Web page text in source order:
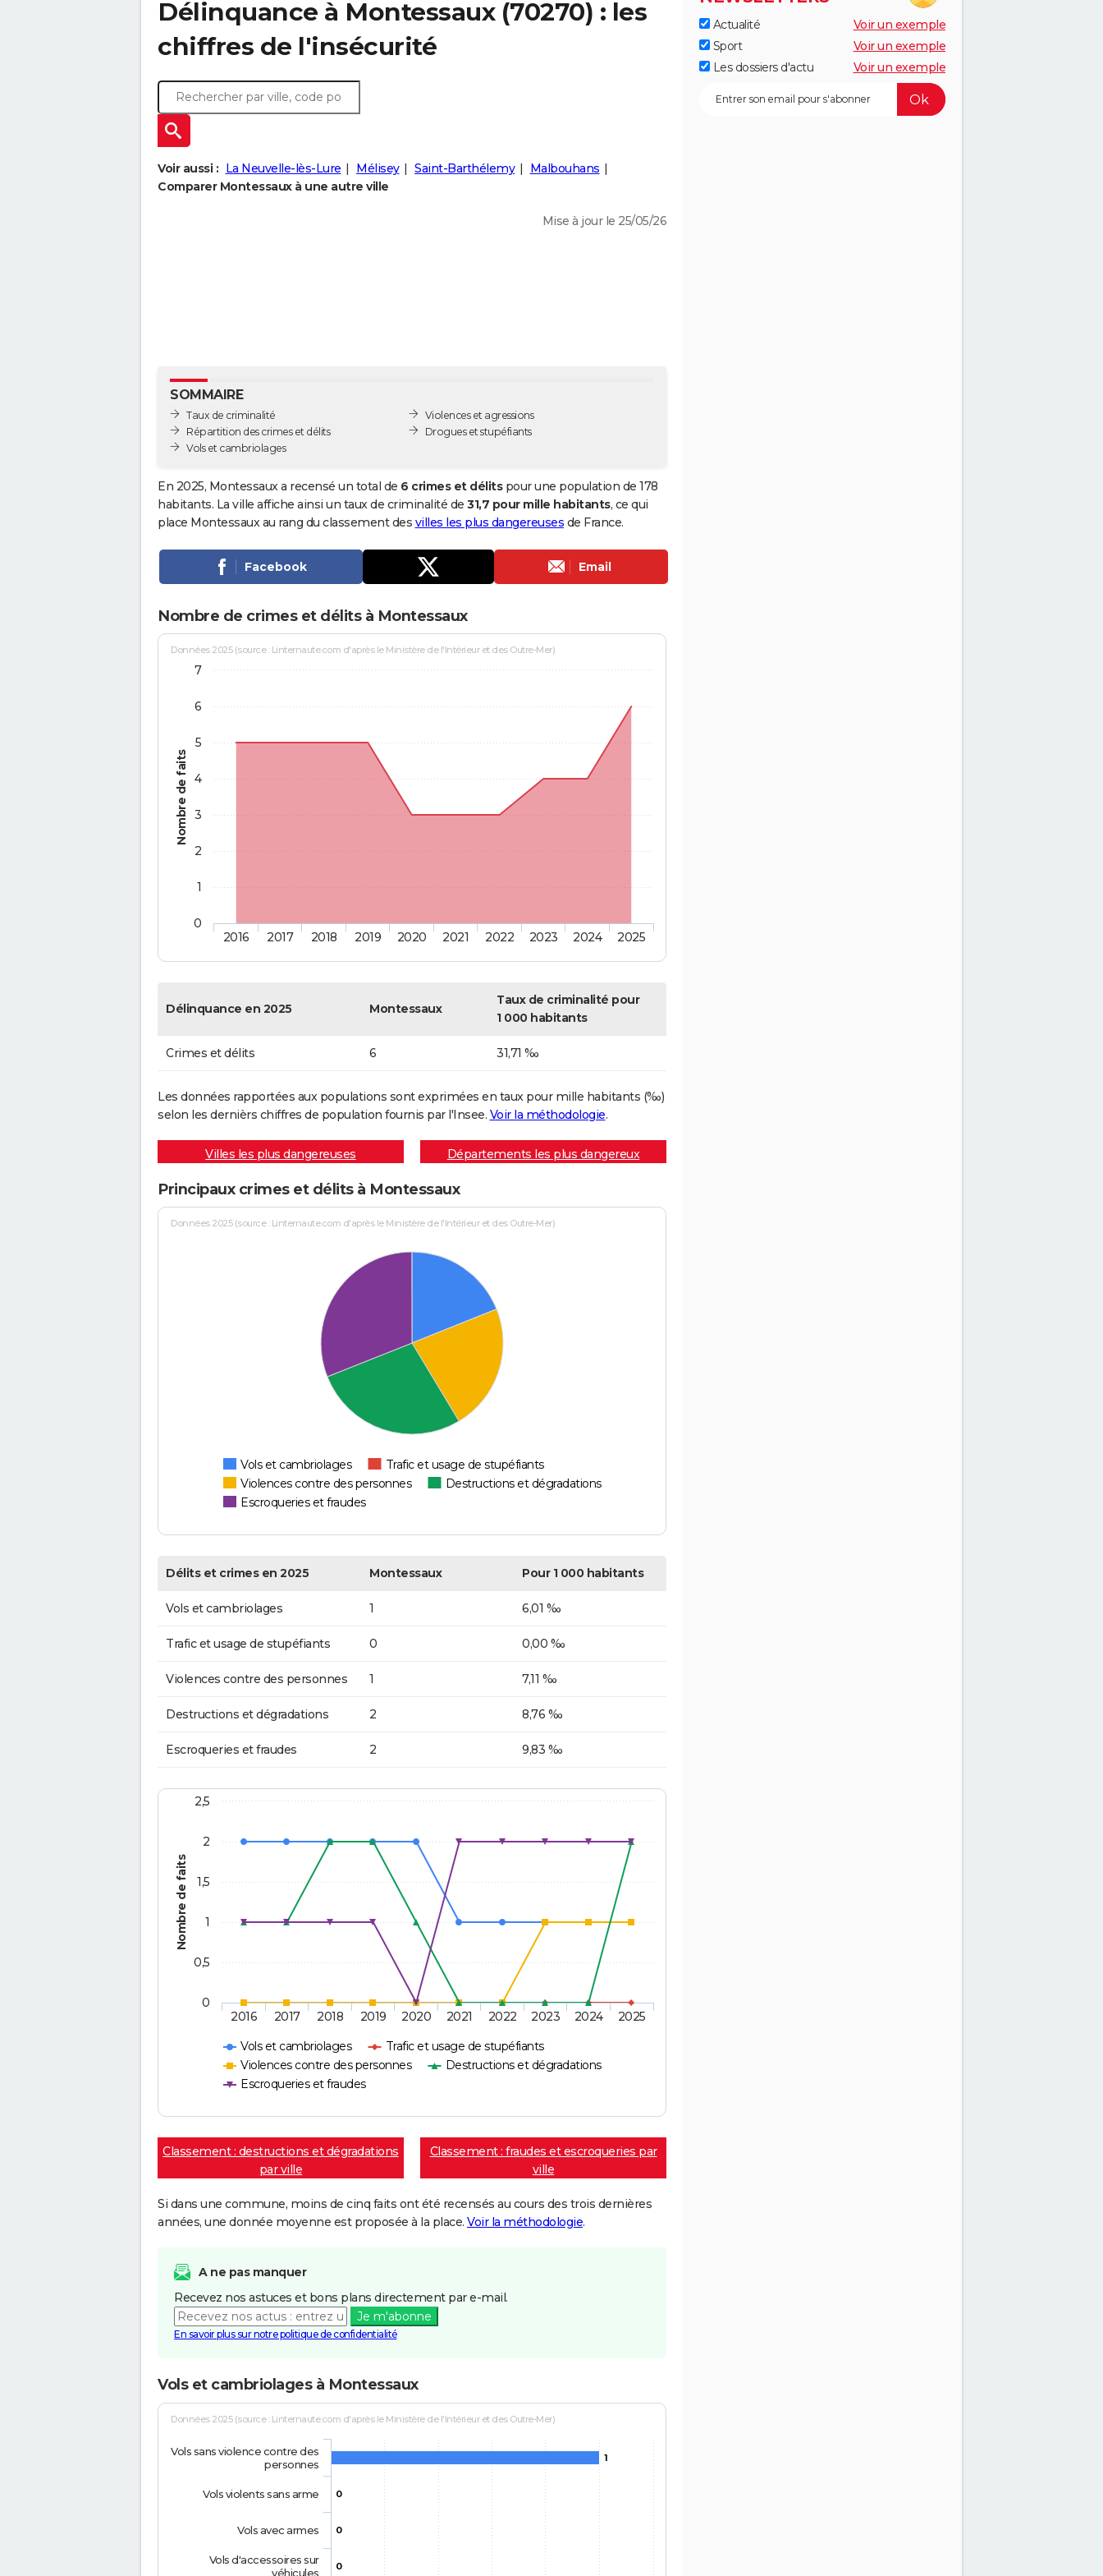
Délinquance à Montessaux(70270) : les
chiffres de l'insécurité
Voir aussi : La Neuvelle-lès-Lure Mélisey Saint-Barthélemy
Malbouhans
Comparer Montessaux à une autre ville
Mise à jour le 25/05/26
SOMMAIRE
Taux de criminalité
Répartition des crimes et délits
Vols et cambriolages
Violences et agressions
Drogues et stupéfiants
En 2025, Montessaux a recensé un total de 6 crimes et délitspour une population de 178
habitants. La ville affiche ainsi un taux de criminalité de 31,7 pour mille habitants, ce qui
place Montessaux au rang du classement des villes les plus dangereuses de France.
Facebook Email
Nombre de crimes et délits à Montessaux
Nombre de faits
Données 2025 (source : Linternaute.com d'après le Ministère de l'Intérieur et des Outre-Mer)
2016 2017 2018 2019 2020 2021 2022 2023 2024 2025
0
1
2
3
4
5
6
7
Délinquance en 2025 Montessaux
Taux de criminalité pour
1 000 habitants
Crimes et délits 6 31,71 ‰
Les données rapportées aux populations sont exprimées en taux pour mille habitants (‰)
selon les dernièrs chiffres de population fournis par l'Insee. Voir la méthodologie.
Villes les plus dangereuses Départements les plus dangereux
Principaux crimes et délits à Montessaux
Données 2025 (source : Linternaute.com d'après le Ministère de l'Intérieur et des Outre-Mer)
Vols et cambriolages
Trafic et usage de stupéfiants
Violences contre des personnes
Destructions et dégradations
Escroqueries et fraudes
Délits et crimes en 2025 Montessaux Pour 1 000 habitants
Vols et cambriolages 1 6,01 ‰
Trafic et usage de stupéfiants 0 0,00 ‰
Violences contre des personnes 1 7,11 ‰
Destructions et dégradations 2 8,76 ‰
Escroqueries et fraudes 2 9,83 ‰
Nombre de faits
Vols et cambriolages
Trafic et usage de stupéfiants
Violences contre des personnes
Destructions et dégradations
Escroqueries et fraudes
2016 2017 2018 2019 2020 2021 2022 2023 2024 2025
0
0,5
1
1,5
2
2,5
Classement : destructions et dégradations
par ville
Classement : fraudes et escroqueries par
ville
Si dans une commune, moins de cinq faits ont été recensés au cours des trois dernières
années, une donnée moyenne est proposée à la place. Voir la méthodologie.
A ne pas manquer
Recevez nos astuces et bons plans directement par e-mail.
Je m'abonne
En savoir plus sur notre politique de confidentialité
Vols et cambriolages à Montessaux
Données 2025 (source : Linternaute.com d'après le Ministère de l'Intérieur et des Outre-Mer)
1
0
0
0
Vols sans violence contre des
personnes
Vols violents sans arme
Vols avec armes
Vols d'accessoires sur
véhicules
Actualité
Voir un exemple
Sport
Voir un exemple
Les dossiers d'actu
Voir un exemple